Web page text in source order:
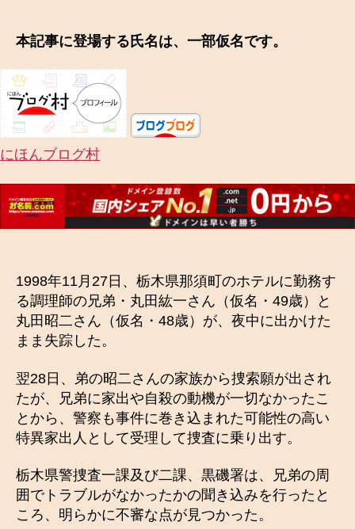
本記事に登場する氏名は、一部仮名です。
にほんブログ村
1998年11月27日、栃木県那須町のホテルに勤務す
る調理師の兄弟・丸田紘一さん（仮名・49歳）と
丸田昭二さん（仮名・48歳）が、夜中に出かけた
まま失踪した。
翌28日、弟の昭二さんの家族から捜索願が出され
たが、兄弟に家出や自殺の動機が一切なかったこ
とから、警察も事件に巻き込まれた可能性の高い
特異家出人として受理して捜査に乗り出す。
栃木県警捜査一課及び二課、黒磯署は、兄弟の周
囲でトラブルがなかったかの聞き込みを行ったと
ころ、明らかに不審な点が見つかった。